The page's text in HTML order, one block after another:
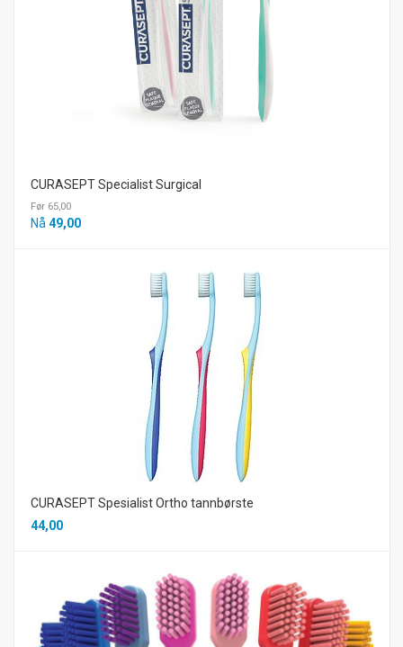
CURASEPT Specialist Surgical
Før 65,00
Nå 49,00
CURASEPT Spesialist Ortho tannbørste
44,00